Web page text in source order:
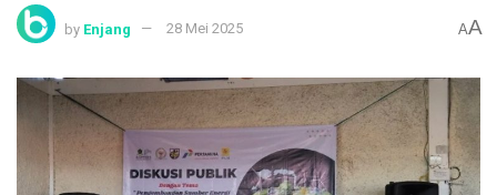
by Enjang 28 Mei 2025 AA